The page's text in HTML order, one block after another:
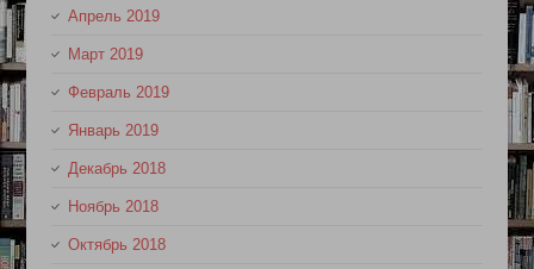
Апрель 2019
Март 2019
Февраль 2019
Январь 2019
Декабрь 2018
Ноябрь 2018
Октябрь 2018